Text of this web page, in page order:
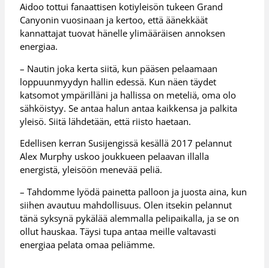
Aidoo tottui fanaattisen kotiyleisön tukeen Grand
Canyonin vuosinaan ja kertoo, että äänekkäät
kannattajat tuovat hänelle ylimääräisen annoksen
energiaa.
– Nautin joka kerta siitä, kun pääsen pelaamaan
loppuunmyydyn hallin edessä. Kun näen täydet
katsomot ympärilläni ja hallissa on meteliä, oma olo
sähköistyy. Se antaa halun antaa kaikkensa ja palkita
yleisö. Siitä lähdetään, että riisto haetaan.
Edellisen kerran Susijengissä kesällä 2017 pelannut
Alex Murphy uskoo joukkueen pelaavan illalla
energistä, yleisöön menevää peliä.
– Tahdomme lyödä painetta palloon ja juosta aina, kun
siihen avautuu mahdollisuus. Olen itsekin pelannut
tänä syksynä pykälää alemmalla pelipaikalla, ja se on
ollut hauskaa. Täysi tupa antaa meille valtavasti
energiaa pelata omaa peliämme.